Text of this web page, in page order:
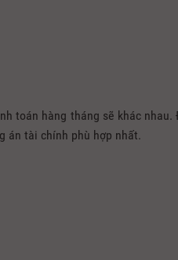
toán hàng tháng sẽ khác nhau.
án tài chính phù hợp nhất.